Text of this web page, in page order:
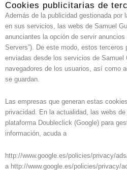
Cookies publicitarias de
Además de la publicidad gestionada por
en sus servicios, las webs de Samuel
anunciantes la opción de servir
Servers”). De este modo, estos terceros
enviadas desde los servicios de Samuel
navegadores de los usuarios, así como
se guardan.
Las empresas que generan estas
privacidad. En la actualidad, las webs
plataforma Doubleclick (Google) para
información, acuda a
http://www.google.es/policies/privacy/
a http://www.google.es/policies/privacy/